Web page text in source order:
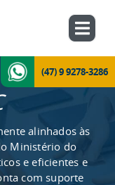
(47) 9 9278-3286
alinhados às
Ministério do
e eficientes e
com suporte